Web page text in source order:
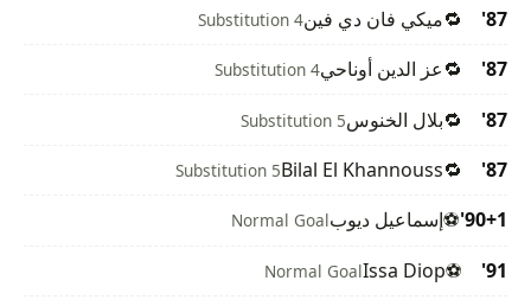
87'
🔁ميكي فان دي فينSubstitution 4
87'
🔁عز الدين أوناحيSubstitution 4
87'
🔁بلال الخنوسSubstitution 5
87'
🔁
Bilal El Khannouss
Substitution 5
90+1'
⚽إسماعيل ديوبNormal Goal
91'
⚽
Issa Diop
Normal Goal